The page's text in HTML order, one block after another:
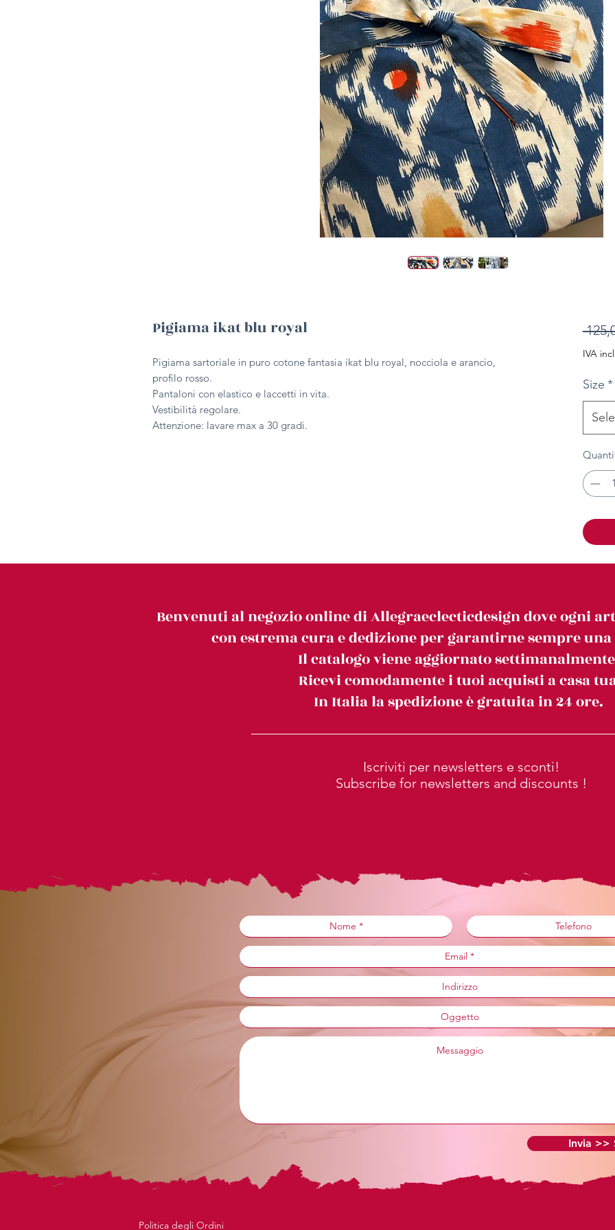
Pigiama ikat blu royal
Pigiama sartoriale in puro cotone fantasia ikat blu royal, nocciola e arancio,
profilo rosso.
Pantaloni con elastico e laccetti in vita.
Vestibilità regolare.
Attenzione: lavare max a 30 gradi.
IVA
Size *
Benvenuti al negozio online di Allegraeclecticdesign dove ogni
con estrema cura e dedizione per garantirne sempre
Il catalogo viene aggiornato
Ricevi comodamente i tuoi acquisti a casa
In Italia la spedizione è gratuita in 24 ore.
Iscriviti per newsletters e sconti!
Subscribe for newsletters and discounts !
Invia >>
Politica degli Ordini